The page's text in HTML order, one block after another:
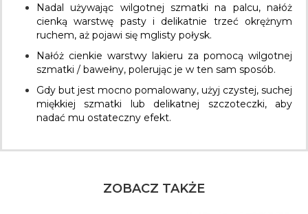
Nadal używając wilgotnej szmatki na palcu, nałóż
cienką warstwę pasty i delikatnie trzeć okrężnym
ruchem, aż pojawi się mglisty połysk.
Nałóż cienkie warstwy lakieru za pomocą wilgotnej
szmatki / bawełny, polerując je w ten sam sposób.
Gdy but jest mocno pomalowany, użyj czystej, suchej
miękkiej szmatki lub delikatnej szczoteczki, aby
nadać mu ostateczny efekt.
ZOBACZ TAKŻE